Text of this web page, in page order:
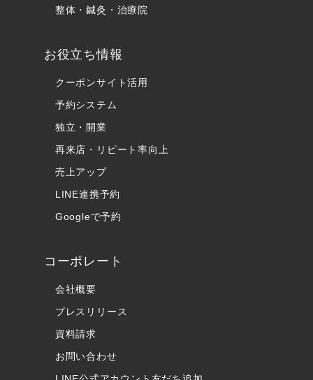
整体・鍼灸・治療院
お役立ち情報
クーポンサイト活用
予約システム
独立・開業
再来店・リピート率向上
売上アップ
LINE連携予約
Googleで予約
コーポレート
会社概要
プレスリリース
資料請求
お問い合わせ